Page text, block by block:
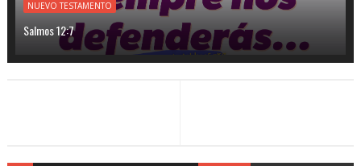
NUEVO TESTAMENTO
Salmos 12:7